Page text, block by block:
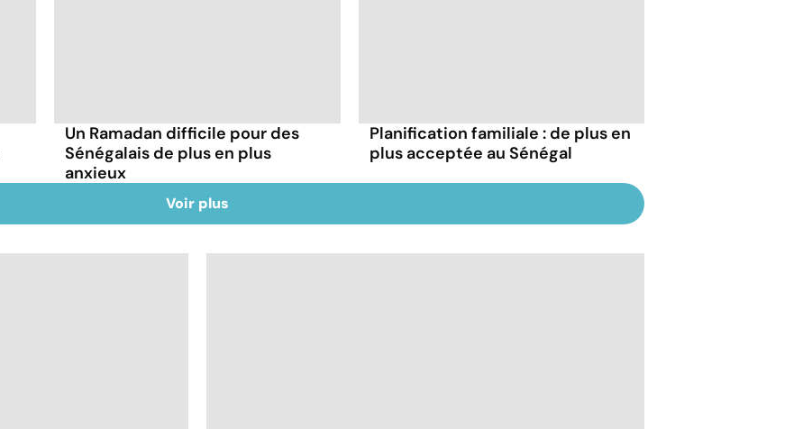
Un Ramadan difficile pour des
Sénégalais de plus en plus
anxieux
Planification familiale : de plus en
plus acceptée au Sénégal
Voir plus